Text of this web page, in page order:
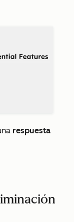
respuesta